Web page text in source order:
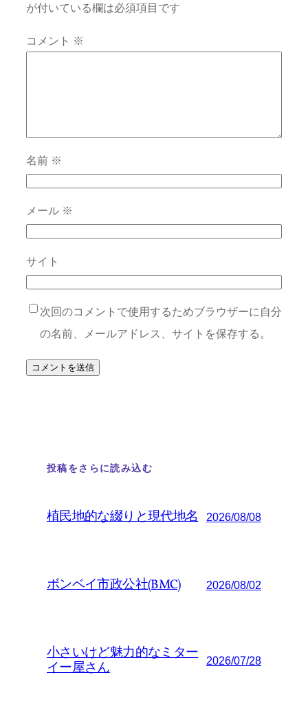
が付いている欄は必須項目です
コメント ※
名前 ※
メール ※
サイト
次回のコメントで使用するためブラウザーに自分
の名前、メールアドレス、サイトを保存する。
投稿をさらに読み込む
植民地的な綴りと現代地名 2026/08/08
ボンベイ市政公社(BMC) 2026/08/02
小さいけど魅力的なミター
イー屋さん
2026/07/28